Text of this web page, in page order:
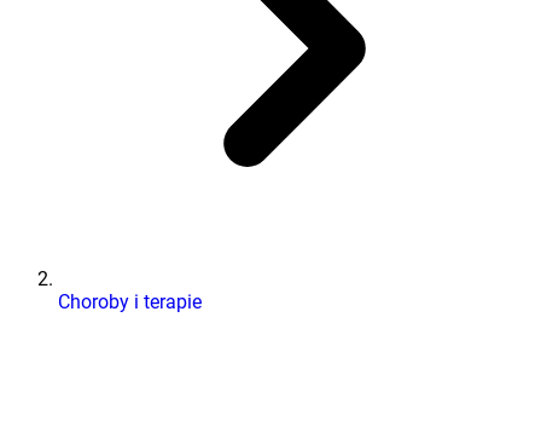
Choroby i terapie